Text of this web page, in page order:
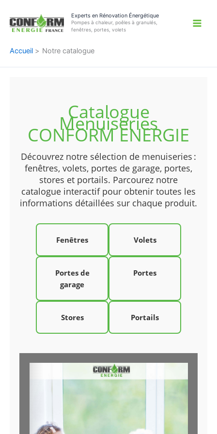
contenu
Experts en Rénovation Énergétique
Pompes à chaleur, poêles à granulés,
fenêtres, portes, volets
Accueil Notre catalogue
Catalogue
Menuiseries
CONFORM ENERGIE
Découvrez notre sélection de menuiseries :
fenêtres, volets, portes de garage, portes,
stores et portails. Parcourez notre
catalogue interactif pour obtenir toutes les
informations détaillées sur chaque produit.
Fenêtres Volets
Portes de
garage
Portes
Stores Portails